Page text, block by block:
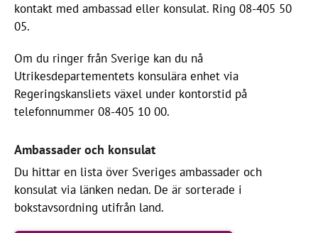
kontakt med ambassad eller konsulat. Ring 08-405 50
05.
Om du ringer från Sverige kan du nå
Utrikesdepartementets konsulära enhet via
Regeringskansliets växel under kontorstid på
telefonnummer 08-405 10 00.
Ambassader och konsulat
Du hittar en lista över Sveriges ambassader och
konsulat via länken nedan. De är sorterade i
bokstavsordning utifrån land.